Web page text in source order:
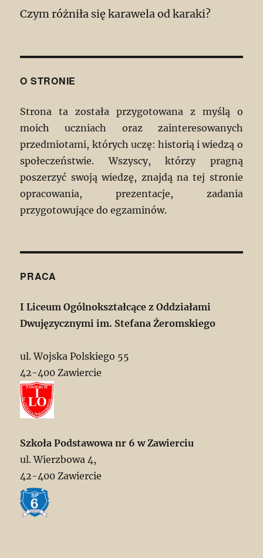
Czym różniła się karawela od karaki?
O STRONIE
Strona ta została przygotowana z myślą o
moich uczniach oraz zainteresowanych
przedmiotami, których uczę: historią i wiedzą o
społeczeństwie. Wszyscy, którzy pragną
poszerzyć swoją wiedzę, znajdą na tej stronie
opracowania, prezentacje, zadania
przygotowujące do egzaminów.
PRACA
I Liceum Ogólnokształcące z Oddziałami
Dwujęzycznymi im. Stefana Żeromskiego
ul. Wojska Polskiego 55
42-400 Zawiercie
Szkoła Podstawowa nr 6 w Zawierciu
ul. Wierzbowa 4,
42-400 Zawiercie